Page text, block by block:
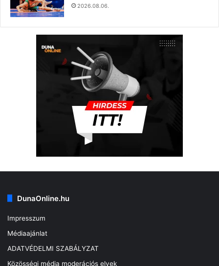
2026.08.06.
DunaOnline.hu
Impresszum
Médiaajánlat
ADATVÉDELMI SZABÁLYZAT
Közösségi média moderációs elvek